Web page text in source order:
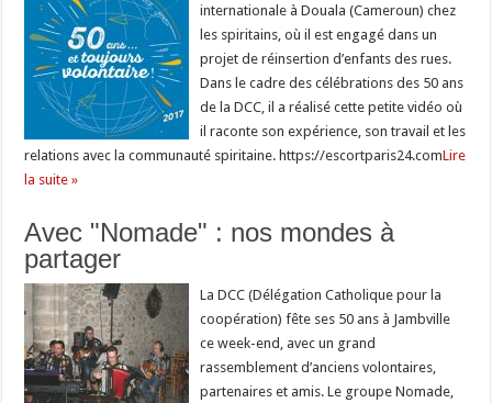
internationale à Douala (Cameroun) chez
les spiritains, où il est engagé dans un
projet de réinsertion d’enfants des rues.
Dans le cadre des célébrations des 50 ans
de la DCC, il a réalisé cette petite vidéo où
il raconte son expérience, son travail et les
relations avec la communauté spiritaine. https://escortparis24.comLire
la suite »
Avec "Nomade" : nos mondes à
partager
La DCC (Délégation Catholique pour la
coopération) fête ses 50 ans à Jambville
ce week-end, avec un grand
rassemblement d’anciens volontaires,
partenaires et amis. Le groupe Nomade,